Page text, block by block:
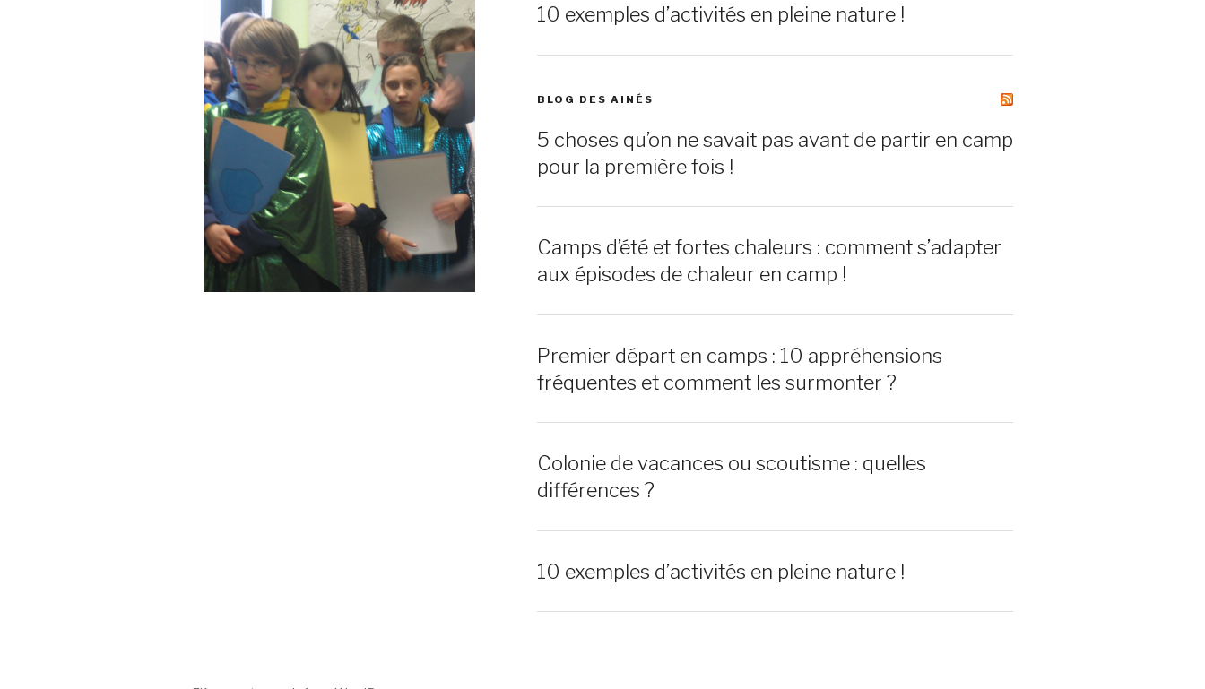
10 exemples d’activités en pleine nature !
BLOG DES AINÉS
5 choses qu’on ne savait pas avant de partir en camp
pour la première fois !
Camps d’été et fortes chaleurs : comment s’adapter
aux épisodes de chaleur en camp !
Premier départ en camps : 10 appréhensions
fréquentes et comment les surmonter ?
Colonie de vacances ou scoutisme : quelles
différences ?
10 exemples d’activités en pleine nature !